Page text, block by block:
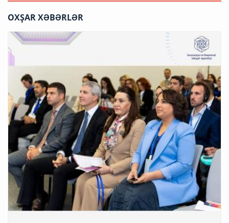
OXŞAR XƏBƏRLƏR